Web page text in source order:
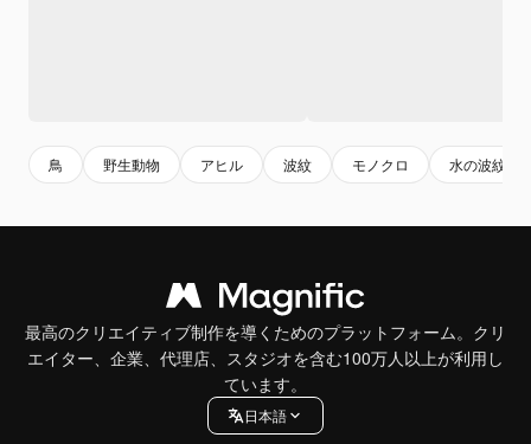
鳥 野生動物 アヒル 波紋 モノクロ 水の波紋
最高のクリエイティブ制作を導くためのプラットフォーム。クリ
エイター、企業、代理店、スタジオを含む100万人以上が利用し
ています。
日本語